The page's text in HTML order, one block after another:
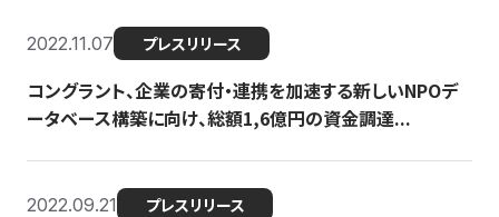
2022.11.07 プレスリリース
コングラント、企業の寄付・連携を加速する新しいNPOデ
ータベース構築に向け、総額1,6億円の資金調達...
2022.09.21 プレスリリース